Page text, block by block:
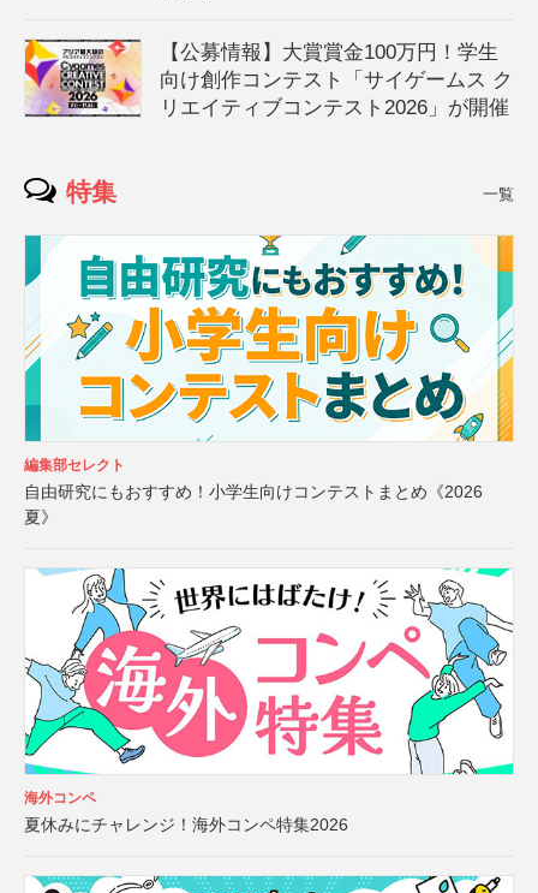
【公募情報】大賞賞金100万円！学生
向け創作コンテスト「サイゲームス ク
リエイティブコンテスト2026」が開催
特集 一覧
編集部セレクト
自由研究にもおすすめ！小学生向けコンテストまとめ《2026
夏》
海外コンペ
夏休みにチャレンジ！海外コンペ特集2026